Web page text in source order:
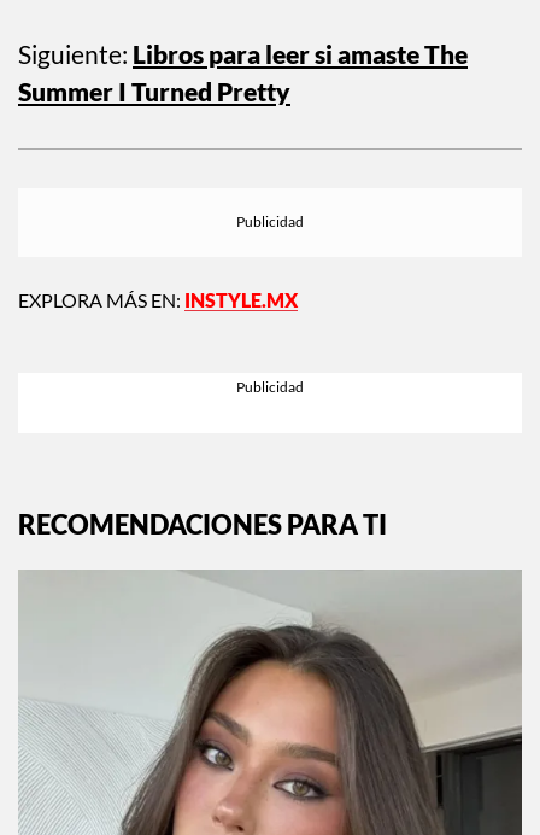
Siguiente: Libros para leer si amaste The
Summer I Turned Pretty
EXPLORA MÁS EN: INSTYLE.MX
RECOMENDACIONES PARA TI